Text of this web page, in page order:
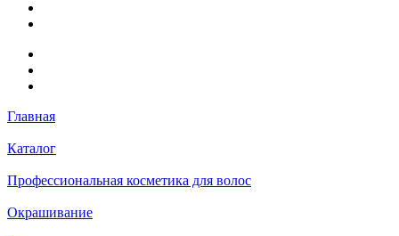
Главная
Каталог
Профессиональная косметика для волос
Окрашивание